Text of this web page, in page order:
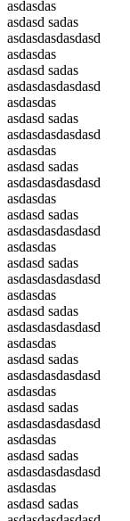
asdasdas
asdasd sadas
asdasdasdasdasd
asdasdas
asdasd sadas
asdasdasdasdasd
asdasdas
asdasd sadas
asdasdasdasdasd
asdasdas
asdasd sadas
asdasdasdasdasd
asdasdas
asdasd sadas
asdasdasdasdasd
asdasdas
asdasd sadas
asdasdasdasdasd
asdasdas
asdasd sadas
asdasdasdasdasd
asdasdas
asdasd sadas
asdasdasdasdasd
asdasdas
asdasd sadas
asdasdasdasdasd
asdasdas
asdasd sadas
asdasdasdasdasd
asdasdas
asdasd sadas